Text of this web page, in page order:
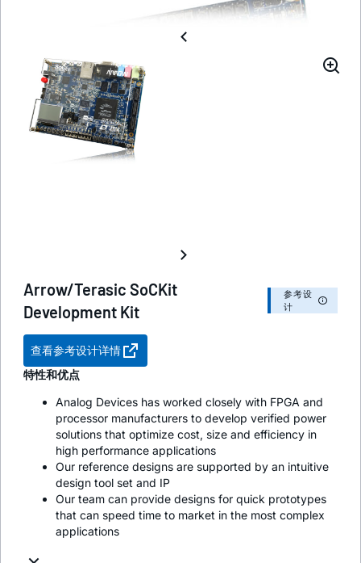
Arrow/Terasic SoCKit
Development Kit
参考设
计
查看参考设计详情
特性和优点
Analog Devices has worked closely with FPGA and
processor manufacturers to develop verified power
solutions that optimize cost, size and efficiency in
high performance applications
Our reference designs are supported by an intuitive
design tool set and IP
Our team can provide designs for quick prototypes
that can speed time to market in the most complex
applications